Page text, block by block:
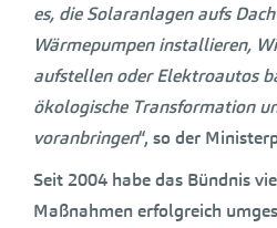
es, die Solaranlagen aufs
Wärmepumpen installieren,
aufstellen oder Elektroautos
ökologische Transformation
voranbringen“, so der
Seit 2004 habe das Bündnis
Maßnahmen erfolgreich